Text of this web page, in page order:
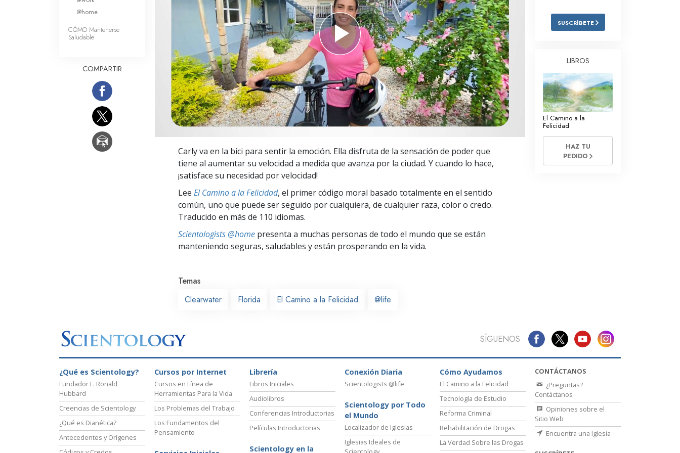
Amor y Odio: ¿Qué es Grandeza?
Respuestas a las Drogas
Los Niños
Herramientas para el Entorno Laboral
La Ética y las
Condiciones
La Causa de la Supresión
Investigaciones
Los Fundamentos de la Organización
Los Fundamentos de las Relaciones
Carly va en la bici para sentir la emoción. Ella disfruta de la sensación de poder que
tiene al aumentar su velocidad a medida que avanza por la ciudad. Y cuando lo hace,
¡satisface su necesidad por velocidad!
Lee El Camino a la Felicidad, el primer código moral basado totalmente en el sentido
común, uno que puede ser seguido por cualquiera, de cualquier raza, color o credo.
Traducido en más de 110 idiomas.
Scientologists @home presenta a muchas personas de todo el mundo que se están
manteniendo seguras, saludables y están prosperando en la vida.
Temas
Clearwater
Florida El Camino a la Felicidad @life
@home
CÓMO Mantenerse
Saludable
COMPARTIR
SUSCRÍBETE
LIBROS
El Camino a la
Felicidad
HAZ TU
PEDIDO
SÍGUENOS
¿Qué es Scientology?
Fundador L. Ronald
Hubbard
Creencias de Scientology
¿Qué es Dianética?
Antecedentes y Orígenes
Cursos por Internet
Cursos en Línea de
Herramientas Para la Vida
Los Problemas del Trabajo
Los Fundamentos del
Pensamiento
Librería
Libros Iniciales
Audiolibros
Conferencias Introductorias
Películas Introductorias
Scientology en la
Conexión Diaria
Scientologists @life
Scientology por Todo
el Mundo
Localizador de Iglesias
Iglesias Ideales de
Cómo Ayudamos
El Camino a la Felicidad
Tecnología de Estudio
Reforma Criminal
Rehabilitación de Drogas
La Verdad Sobre las Drogas
CONTÁCTANOS
¿Preguntas?
Contáctanos
Opiniones sobre el
Sitio Web
Encuentra una Iglesia